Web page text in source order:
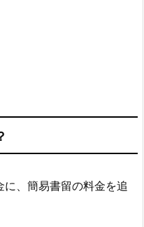
、簡易書留の料金を追